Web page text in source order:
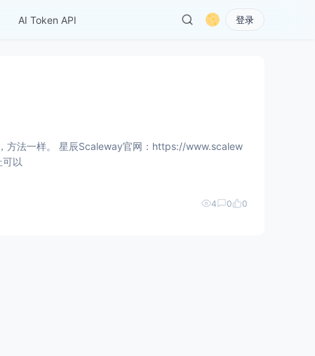
AI Token API 登录
方法一样。 星辰Scaleway官网：https://www.scalew
个星辰账号 这里的地址可以
4 0 0